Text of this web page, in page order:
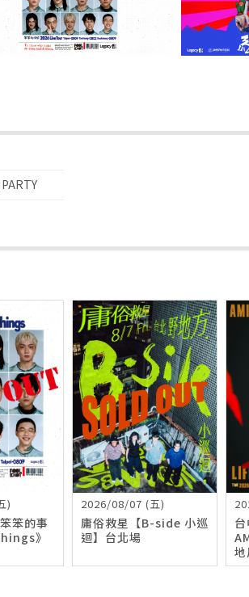
)
笨的事
》
2026/08/07 (五)
庸俗救星【B-side 小巡
迴】台北場